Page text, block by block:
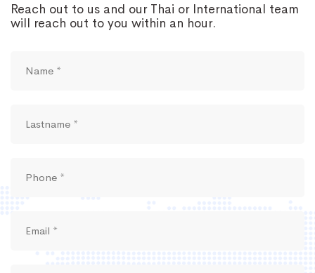
Reach out to us and our Thai or International team
will reach out to you within an hour.